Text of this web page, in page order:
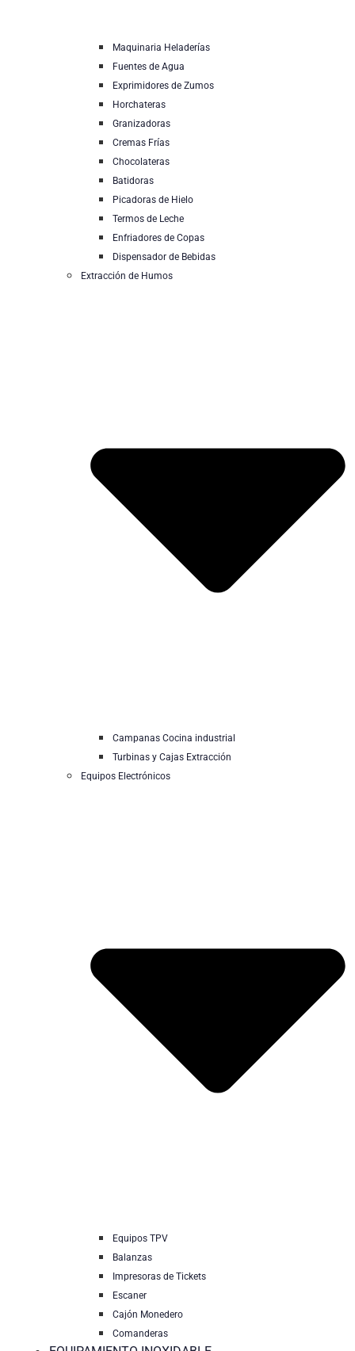
Maquinaria Heladerías
Fuentes de Agua
Exprimidores de Zumos
Horchateras
Granizadoras
Cremas Frías
Chocolateras
Batidoras
Picadoras de Hielo
Termos de Leche
Enfriadores de Copas
Dispensador de Bebidas
Extracción de Humos
Campanas Cocina industrial
Turbinas y Cajas Extracción
Equipos Electrónicos
Equipos TPV
Balanzas
Impresoras de Tickets
Escaner
Cajón Monedero
Comanderas